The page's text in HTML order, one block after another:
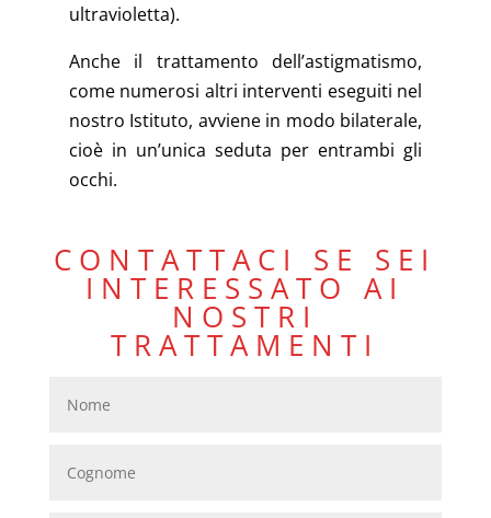
ultravioletta).
Anche il trattamento dell’astigmatismo,
come numerosi altri interventi eseguiti nel
nostro Istituto, avviene in modo bilaterale,
cioè in un’unica seduta per entrambi gli
occhi.
CONTATTACI SE SEI
INTERESSATO AI
NOSTRI
TRATTAMENTI